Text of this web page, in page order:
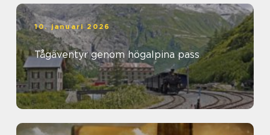
10. januari 2026
Tågäventyr genom högalpina pass